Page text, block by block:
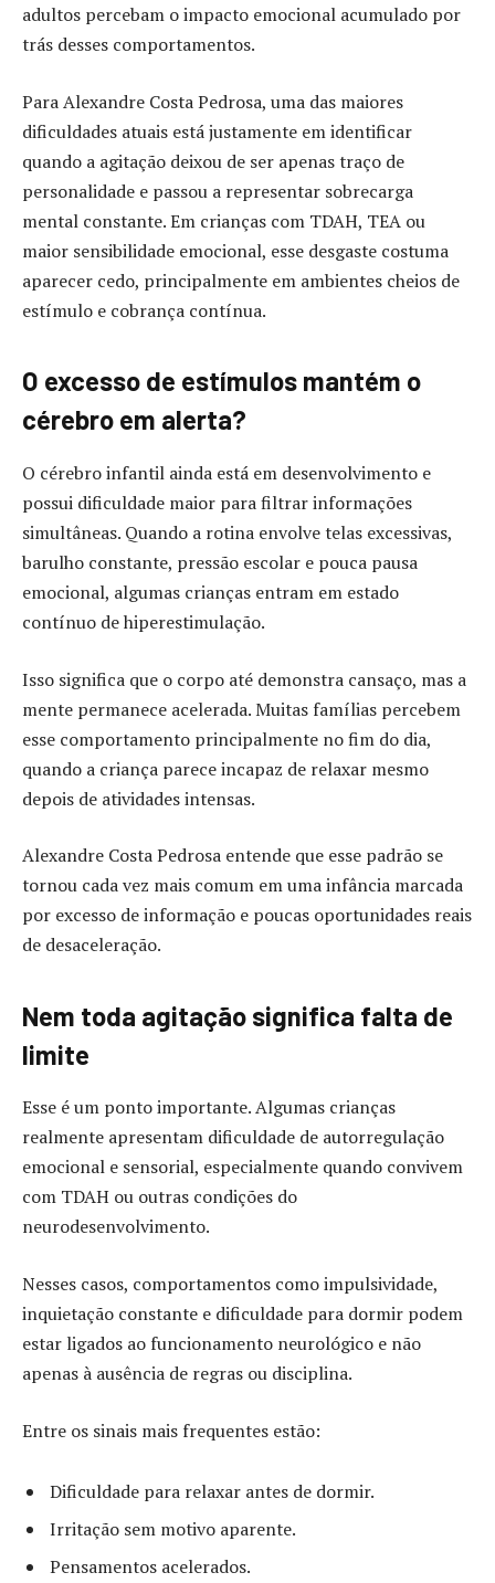
adultos percebam o impacto emocional acumulado por
trás desses comportamentos.
Para Alexandre Costa Pedrosa, uma das maiores
dificuldades atuais está justamente em identificar
quando a agitação deixou de ser apenas traço de
personalidade e passou a representar sobrecarga
mental constante. Em crianças com TDAH, TEA ou
maior sensibilidade emocional, esse desgaste costuma
aparecer cedo, principalmente em ambientes cheios de
estímulo e cobrança contínua.
O excesso de estímulos mantém o
cérebro em alerta?
O cérebro infantil ainda está em desenvolvimento e
possui dificuldade maior para filtrar informações
simultâneas. Quando a rotina envolve telas excessivas,
barulho constante, pressão escolar e pouca pausa
emocional, algumas crianças entram em estado
contínuo de hiperestimulação.
Isso significa que o corpo até demonstra cansaço, mas a
mente permanece acelerada. Muitas famílias percebem
esse comportamento principalmente no fim do dia,
quando a criança parece incapaz de relaxar mesmo
depois de atividades intensas.
Alexandre Costa Pedrosa entende que esse padrão se
tornou cada vez mais comum em uma infância marcada
por excesso de informação e poucas oportunidades reais
de desaceleração.
Nem toda agitação significa falta de
limite
Esse é um ponto importante. Algumas crianças
realmente apresentam dificuldade de autorregulação
emocional e sensorial, especialmente quando convivem
com TDAH ou outras condições do
neurodesenvolvimento.
Nesses casos, comportamentos como impulsividade,
inquietação constante e dificuldade para dormir podem
estar ligados ao funcionamento neurológico e não
apenas à ausência de regras ou disciplina.
Entre os sinais mais frequentes estão:
Dificuldade para relaxar antes de dormir.
Irritação sem motivo aparente.
Pensamentos acelerados.